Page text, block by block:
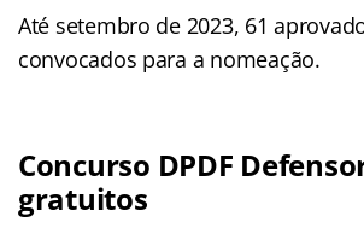
Até setembro de 2023, 61
convocados para a nomeação.
Concurso DPDF
gratuitos